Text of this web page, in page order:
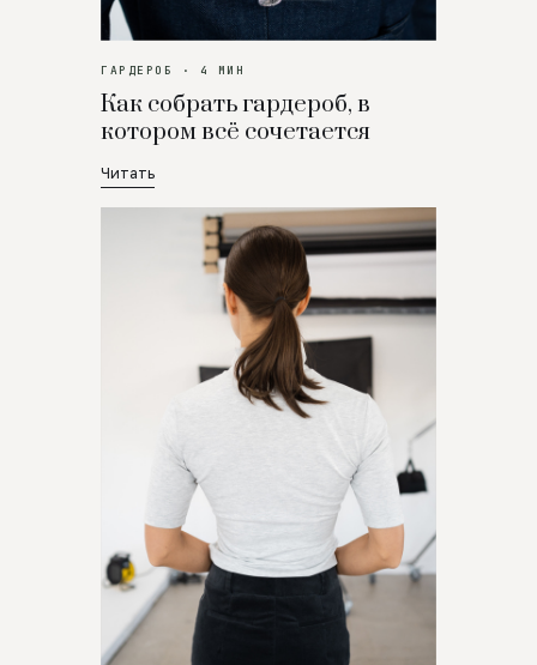
ГАРДЕРОБ · 4 МИН
Как собрать гардероб, в
котором всё сочетается
Читать